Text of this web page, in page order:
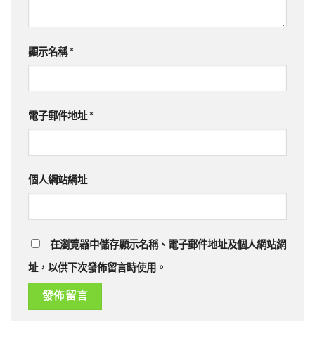
顯示名稱 *
電子郵件地址 *
個人網站網址
在瀏覽器中儲存顯示名稱、電子郵件地址及個人網站網
址，以供下次發佈留言時使用。